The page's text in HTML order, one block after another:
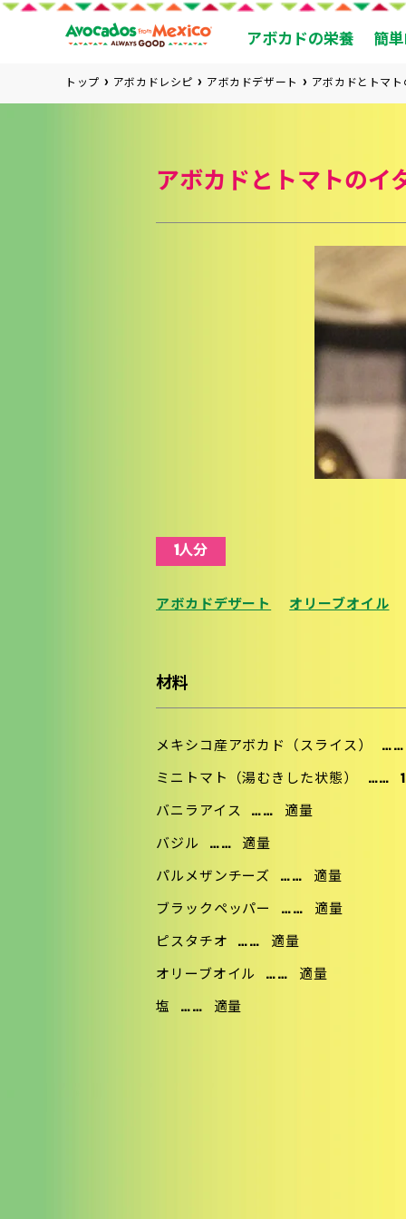
アボカドの栄養 簡
トップ アボカドレシピ アボカドデザート アボカドとトマ
アボカドとトマトのイ
1人分
アボカドデザート オリーブオイル
材料
メキシコ産アボカド（スライス）
ミニトマト（湯むきした状態） ……
バニラアイス …… 適量
バジル …… 適量
パルメザンチーズ …… 適量
ブラックペッパー …… 適量
ピスタチオ …… 適量
オリーブオイル …… 適量
塩 …… 適量